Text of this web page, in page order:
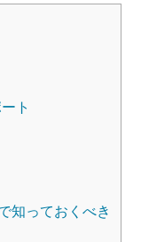
ト
知っておくべき